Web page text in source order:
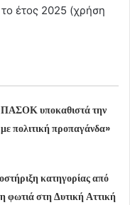
έτος 2025 (χρήση
υποκαθιστά την
πολιτική προπαγάνδα»
κατηγορίας από
φωτιά στη Δυτική Αττική